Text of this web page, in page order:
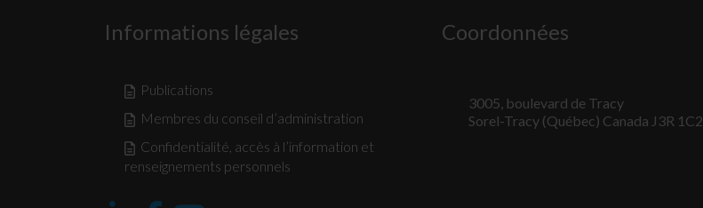
Informations légales
Publications
Membres du conseil d’administration
Confidentialité, accès à l’information et
renseignements personnels
Coordonnées
3005, boulevard de Tracy
Sorel-Tracy (Québec) Canada J3R 1C2